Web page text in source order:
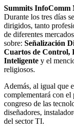
Summits InfoComm
Durante los tres días
dirigidos, tanto
de diferentes
sobre: Señalización
Cuartos de Control,
Inteligente y el
religiosos.
Además, al igual que
complementará con el
congreso de las
diseñadores,
del sector TI.